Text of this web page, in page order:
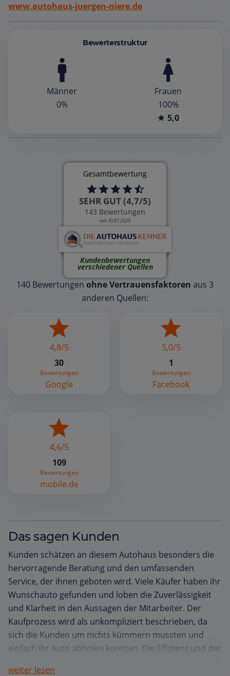
www.autohaus-juergen-niere.de
Bewerterstruktur
Männer
0%
Frauen
100%
5,0
Gesamtbewertung
SEHR GUT (4,7/5)
143 Bewertungen
seit 30.07.2020
Kundenbewertungen
verschiedener Quellen
140 Bewertungen ohne Vertrauensfaktoren aus 3
anderen Quellen:
4,8/5
30
Bewertungen
Google
5,0/5
1
Bewertungen
Facebook
4,6/5
109
Bewertungen
mobile.de
Das sagen Kunden
Kunden schätzen an diesem Autohaus besonders die
hervorragende Beratung und den umfassenden
Service, der ihnen geboten wird. Viele Käufer haben ihr
Wunschauto gefunden und loben die Zuverlässigkeit
und Klarheit in den Aussagen der Mitarbeiter. Der
Kaufprozess wird als unkompliziert beschrieben, da
sich die Kunden um nichts kümmern mussten und
einfach ihr Auto abholen konnten. Die Effizienz und der
weiter lesen